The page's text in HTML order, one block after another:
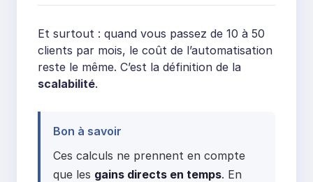
Et surtout : quand vous passez de 10 à 50
clients par mois, le coût de l’automatisation
reste le même. C’est la définition de la
scalabilité.
Bon à savoir
Ces calculs ne prennent en compte
que les gains directs en temps. En